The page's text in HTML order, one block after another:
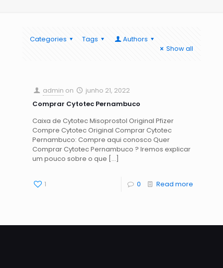
Categories Tags
Authors
Show all
admin on
junho 21, 2022
Comprar Cytotec Pernambuco
Caixa de Cytotec Misoprostol Original Pfizer
Compre Cytotec Original Comprar Cytotec
Pernambuco: Compre aqui conosco Quer
Comprar Cytotec Pernambuco ? Iremos explicar
um pouco sobre o que […]
1 0 Read more